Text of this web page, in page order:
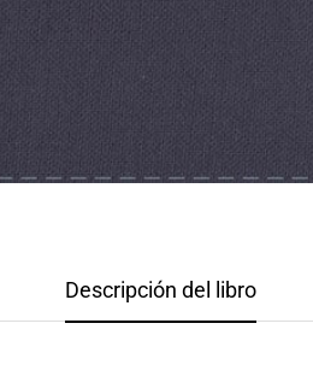
Descripción del libro